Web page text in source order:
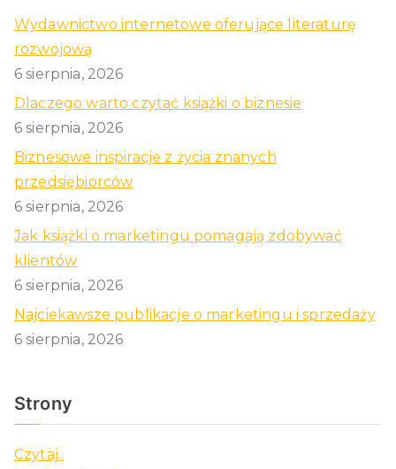
Wydawnictwo internetowe oferujące literaturę
rozwojową
6 sierpnia, 2026
Dlaczego warto czytać książki o biznesie
6 sierpnia, 2026
Biznesowe inspiracje z życia znanych
przedsiębiorców
6 sierpnia, 2026
Jak książki o marketingu pomagają zdobywać
klientów
6 sierpnia, 2026
Najciekawsze publikacje o marketingu i sprzedaży
6 sierpnia, 2026
Strony
Czytaj..